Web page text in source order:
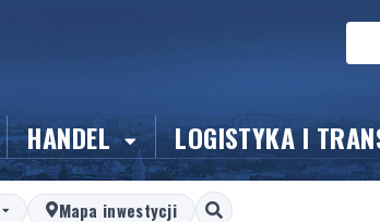
HANDEL LOGISTYKA I
Mapa inwestycji